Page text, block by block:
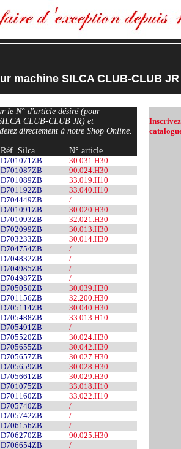
machine SILCA CLUB-CLUB JR
le N° d'article désiré (pour
CLUB-CLUB JR) et
directement à notre Shop Online.
Réf. Silca
N° article
D701071ZB
30.031.H30
D701087ZB
90.024.H30
D701089ZB
33.019.H10
D701192ZB
33.040.H10
D704449ZB
/
D701091ZB
30.020.H30
D701093ZB
32.021.H30
D702099ZB
30.013.H30
D703233ZB
30.014.H30
D704754ZB
/
D704832ZB
/
D704985ZB
/
D704987ZB
/
D705050ZB
30.039.H30
D701156ZB
32.200.H30
D705114ZB
30.040.H30
D705488ZB
33.013.H10
D705491ZB
/
D705520ZB
30.024.H30
D705655ZB
30.042.H30
D705657ZB
30.027.H30
D705659ZB
30.028.H30
D705661ZB
30.029.H30
D701075ZB
33.018.H10
D701160ZB
33.022.H10
D705740ZB
/
D705742ZB
/
D706156ZB
/
D706270ZB
90.025.H30
D706654ZB
/